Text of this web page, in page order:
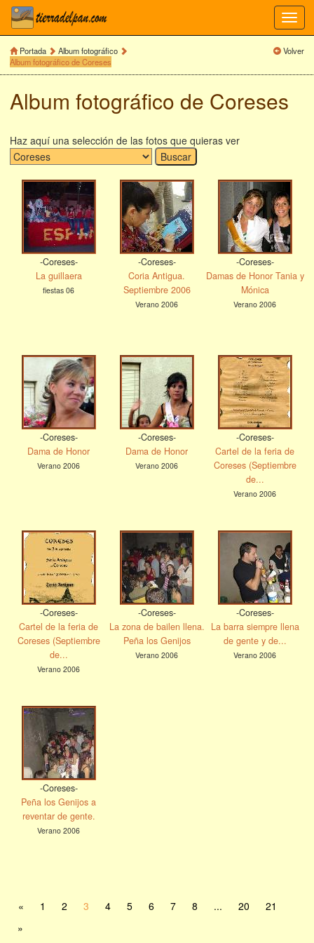
Portada
Album fotográfico
Album fotográfico de Coreses
Volver
Album fotográfico de Coreses
Haz aquí una selección de las fotos que quieras ver
-Coreses-
La guillaera
fiestas 06
-Coreses-
Coria Antigua.
Septiembre 2006
Verano 2006
-Coreses-
Damas de Honor Tania y
Mónica
Verano 2006
-Coreses-
Dama de Honor
Verano 2006
-Coreses-
Dama de Honor
Verano 2006
-Coreses-
Cartel de la feria de
Coreses (Septiembre
de...
Verano 2006
-Coreses-
Cartel de la feria de
Coreses (Septiembre
de...
Verano 2006
-Coreses-
La zona de bailen llena.
Peña los Genijos
Verano 2006
-Coreses-
La barra siempre llena
de gente y de...
Verano 2006
-Coreses-
Peña los Genijos a
reventar de gente.
Verano 2006
« 1 2 3 4 5 6 7 8 ... 20
21
»